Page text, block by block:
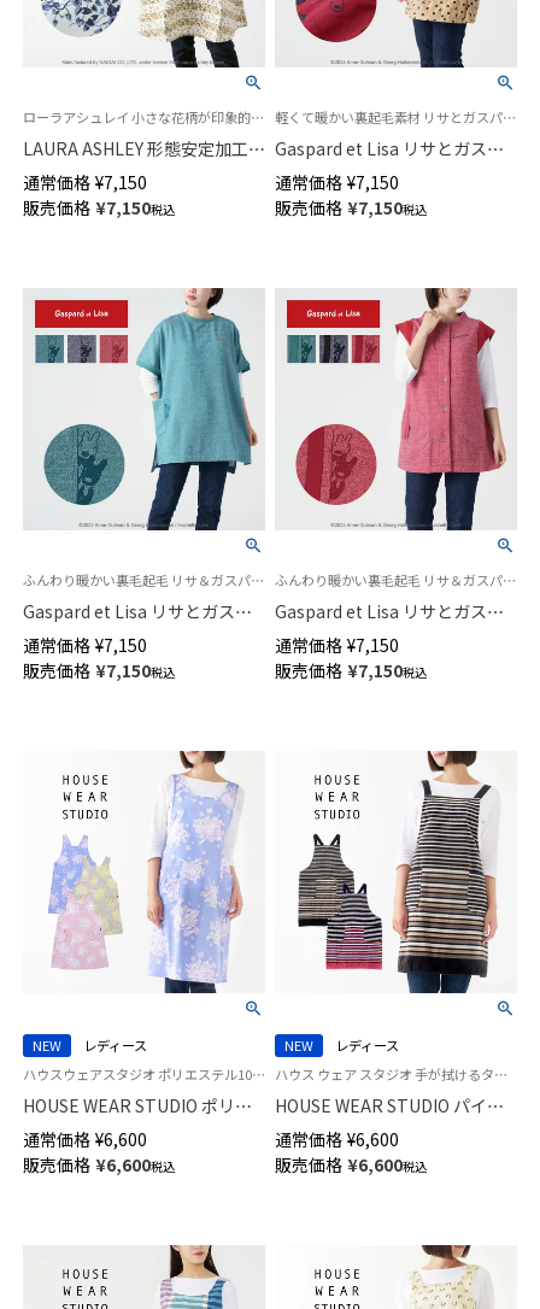
ローラアシュレイ 小さな花柄が印象的なエプロン
LAURA ASHLEY 形態安定加工
T/Cツイル ウェンダービースト
ライプ柄 後結び 背付き エプロ
ン 70284004
通常価格 ¥7,150
販売価格 ¥7,150税込
軽くて暖かい裏起毛素材 リサとガスパール
Gaspard et Lisa リサとガスパ
ール ポリエステルキルト 小花
にかこまれて 背付き 横ボタン
エプロン レディース 70834016
通常価格 ¥7,150
販売価格 ¥7,150税込
ふんわり暖かい裏毛起毛 リサ＆ガスパール刺しゅう
Gaspard et Lisa リサとガスパ
ール 裏毛フリース起毛 ウルー
ウニ柄 半袖チュニック エプロ
ン レディース 70834014
通常価格 ¥7,150
販売価格 ¥7,150税込
ふんわり暖かい裏毛起毛 リサ＆ガスパール刺しゅう
Gaspard et Lisa リサとガスパ
ール 裏毛フリース起毛 ウルー
ウニ柄 背付き 前ボタン エプロ
ン レディース 70834013
通常価格 ¥7,150
販売価格 ¥7,150税込
NEW
レディース
ハウスウェアスタジオ ポリエステル100％なので汚れに強くお手入れ簡単！ 袖なし かぶるだけ
HOUSE WEAR STUDIO ポリエ
ステル100％ ニューブッチャー
前後着用可 バッククロス フリ
ークロス ２WAYエプロン ダン
通常価格 ¥6,600
販売価格 ¥6,600税込
NEW
レディース
ハウス ウェア スタジオ 手が拭けるタオル地エプロン HWS 後ろクロス X型
HOUSE WEAR STUDIO パイル
地 タオルエプロン サムカラー
ボーダー 綿100％ 後結び ロング
70371998
通常価格 ¥6,600
販売価格 ¥6,600税込